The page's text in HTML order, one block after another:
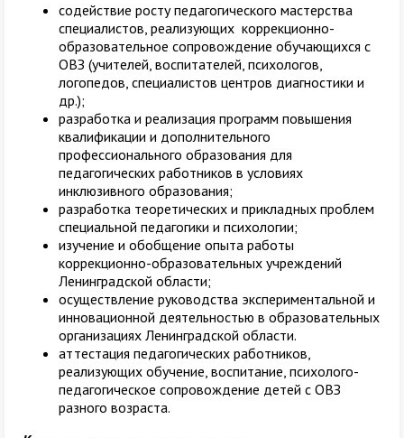
содействие росту педагогического мастерства
специалистов, реализующих коррекционно-
образовательное сопровождение обучающихся с
ОВЗ (учителей, воспитателей, психологов,
логопедов, специалистов центров диагностики и
др.);
разработка и реализация программ повышения
квалификации и дополнительного
профессионального образования для
педагогических работников в условиях
инклюзивного образования;
разработка теоретических и прикладных проблем
специальной педагогики и психологии;
изучение и обобщение опыта работы
коррекционно-образовательных учреждений
Ленинградской области;
осуществление руководства экспериментальной и
инновационной деятельностью в образовательных
организациях Ленинградской области.
аттестация педагогических работников,
реализующих обучение, воспитание, психолого-
педагогическое сопровождение детей с ОВЗ
разного возраста.